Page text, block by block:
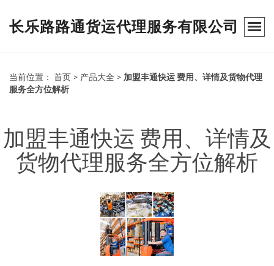
长乐路路通货运代理服务有限公司
当前位置： 首页 > 产品大全 > 加盟丰通快运 费用、详情及货物代理
服务全方位解析
加盟丰通快运 费用、详情及
货物代理服务全方位解析